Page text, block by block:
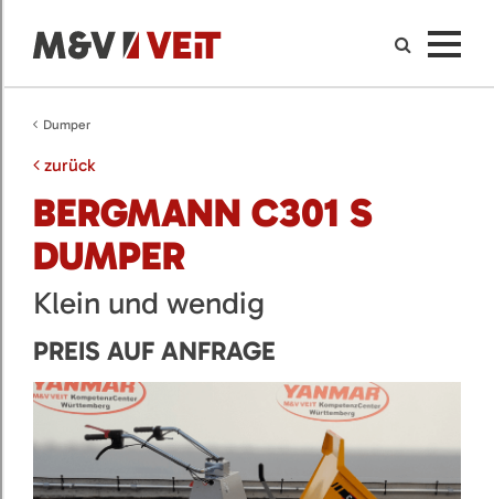
Dumper
zurück
BERGMANN C301 S
DUMPER
Klein und wendig
PREIS AUF ANFRAGE